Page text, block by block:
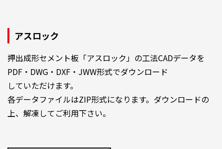
アスロック
押出成形セメント板「アスロック」の工法CADデータを
PDF・DWG・DXF・JWW形式でダウンロード
していただけます。
各データファイルはZIP形式になります。ダウンロードの
上、解凍してご利用下さい。